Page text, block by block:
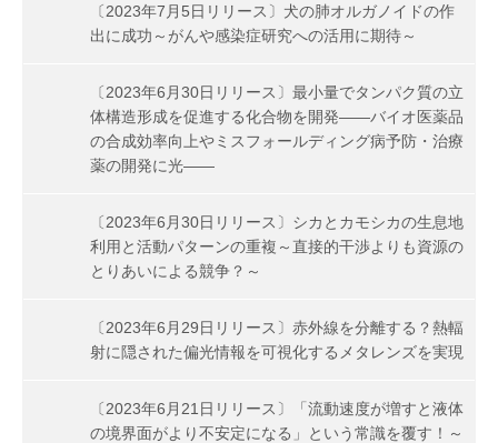
〔2023年7月5日リリース〕犬の肺オルガノイドの作
出に成功～がんや感染症研究への活用に期待～
〔2023年6月30日リリース〕最小量でタンパク質の立
体構造形成を促進する化合物を開発――バイオ医薬品
の合成効率向上やミスフォールディング病予防・治療
薬の開発に光――
〔2023年6月30日リリース〕シカとカモシカの生息地
利用と活動パターンの重複～直接的干渉よりも資源の
とりあいによる競争？～
〔2023年6月29日リリース〕赤外線を分離する？熱輻
射に隠された偏光情報を可視化するメタレンズを実現
〔2023年6月21日リリース〕「流動速度が増すと液体
の境界面がより不安定になる」という常識を覆す！～